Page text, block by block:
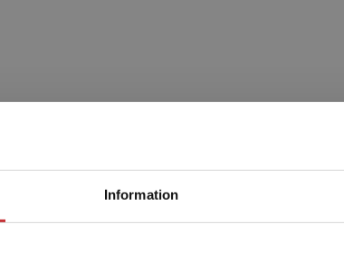
Information
Begränsad fraktregion
Relaterat